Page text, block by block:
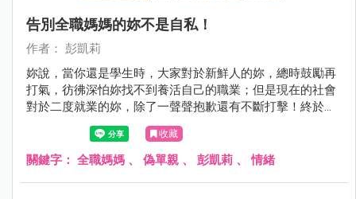
告別全職媽媽的妳不是自私！
作者： 彭凱莉
妳說，當你還是學生時，大家對於新鮮人的妳，總時鼓勵再
打氣，彷彿深怕妳找不到養活自己的職業；但是現在的社會
對於二度就業的妳，除了一聲聲抱歉還有不斷打擊！終於，
找了一份喜歡且有目標的工作，卻還得顧慮家人的想法、生
活和感受。妳問我，如果堅持出門工作，是不是太自私？
收藏
關鍵字： 全職媽媽 、 偽單親 、 彭凱莉 、情緒